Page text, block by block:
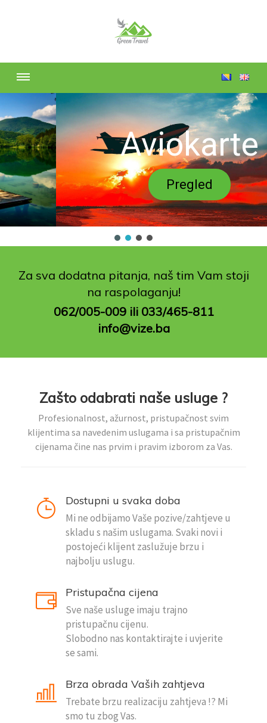
Aviokarte
Pregled
Za sva dodatna pitanja, naš tim Vam stoji
na raspolaganju!
062/005-009 ili 033/465-811
info@vize.ba
Zašto odabrati naše usluge ?
Profesionalnost, ažurnost, pristupačnost svim
klijentima sa navedenim uslugama i sa pristupačnim
cijenama čine nas prvim i pravim izborom za Vas.
Dostupni u svaka doba
Mi ne odbijamo Vaše pozive/zahtjeve u
skladu s našim uslugama. Svaki novi i
postojeći klijent zaslužuje brzu i
najbolju uslugu.
Pristupačna cijena
Sve naše usluge imaju trajno
pristupačnu cijenu.
Slobodno nas kontaktirajte i uvjerite
se sami.
Brza obrada Vaših zahtjeva
Trebate brzu realizaciju zahtjeva !? Mi
smo tu zbog Vas.